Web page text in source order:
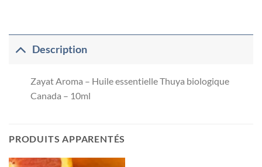
Description
Zayat Aroma – Huile essentielle Thuya biologique
Canada – 10ml
PRODUITS APPARENTÉS